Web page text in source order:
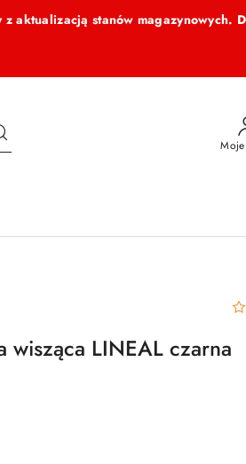
aktualizacją stanów magazynowych.
wisząca LINEAL czarna